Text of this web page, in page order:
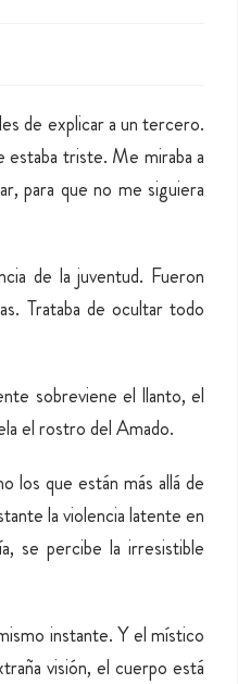
de explicar a un tercero.
estaba triste. Me miraba a
para que no me siguiera
de la juventud. Fueron
Trataba de ocultar todo
sobreviene el llanto, el
el rostro del Amado.
los que están más allá de
la violencia latente en
se percibe la irresistible
instante. Y el místico
visión, el cuerpo está